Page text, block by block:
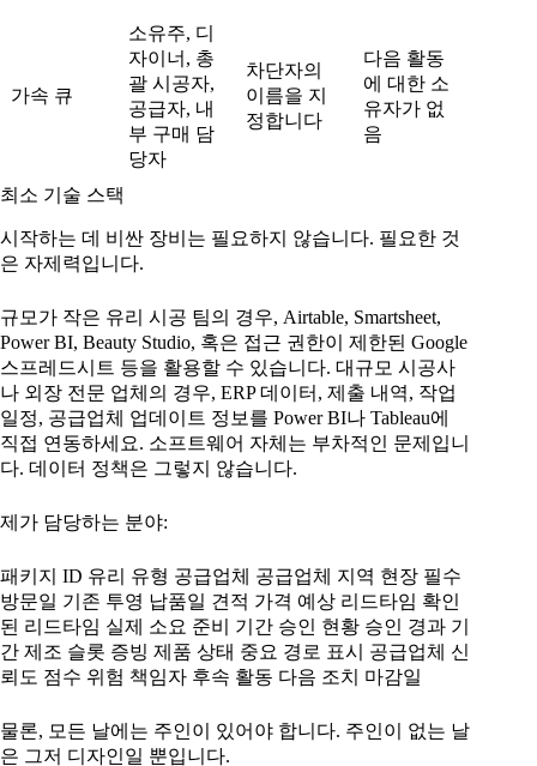
가속 큐
소유주, 디
자이너, 총
괄 시공자,
공급자, 내
부 구매 담
당자
차단자의
이름을 지
정합니다
다음 활동
에 대한 소
유자가 없
음
최소 기술 스택
시작하는 데 비싼 장비는 필요하지 않습니다. 필요한 것
은 자제력입니다.
규모가 작은 유리 시공 팀의 경우, Airtable, Smartsheet,
Power BI, Beauty Studio, 혹은 접근 권한이 제한된 Google
스프레드시트 등을 활용할 수 있습니다. 대규모 시공사
나 외장 전문 업체의 경우, ERP 데이터, 제출 내역, 작업
일정, 공급업체 업데이트 정보를 Power BI나 Tableau에
직접 연동하세요. 소프트웨어 자체는 부차적인 문제입니
다. 데이터 정책은 그렇지 않습니다.
제가 담당하는 분야:
패키지 ID 유리 유형 공급업체 공급업체 지역 현장 필수
방문일 기존 투영 납품일 견적 가격 예상 리드타임 확인
된 리드타임 실제 소요 준비 기간 승인 현황 승인 경과 기
간 제조 슬롯 증빙 제품 상태 중요 경로 표시 공급업체 신
뢰도 점수 위험 책임자 후속 활동 다음 조치 마감일
물론, 모든 날에는 주인이 있어야 합니다. 주인이 없는 날
은 그저 디자인일 뿐입니다.